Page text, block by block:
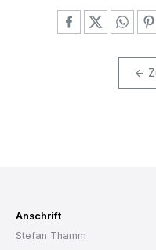
←
Anschrift
Stefan Thamm